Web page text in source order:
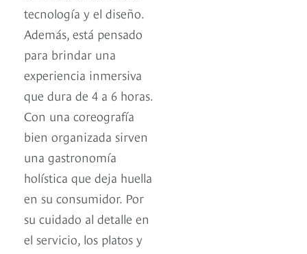
tecnología y el diseño.
Además, está pensado
para brindar una
experiencia inmersiva
que dura de 4 a 6 horas.
Con una coreografía
bien organizada sirven
una gastronomía
holística que deja huella
en su consumidor. Por
su cuidado al detalle en
el servicio, los platos y